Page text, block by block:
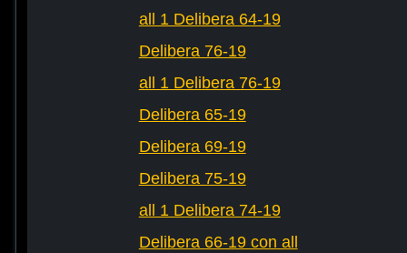
all 1 Delibera 64-19
Delibera 76-19
all 1 Delibera 76-19
Delibera 65-19
Delibera 69-19
Delibera 75-19
all 1 Delibera 74-19
Delibera 66-19 con all